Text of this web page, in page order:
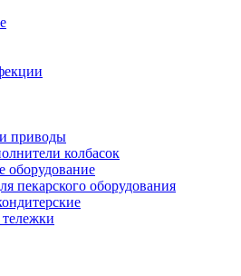
приводы
колбасок
оборудование
пекарского оборудования